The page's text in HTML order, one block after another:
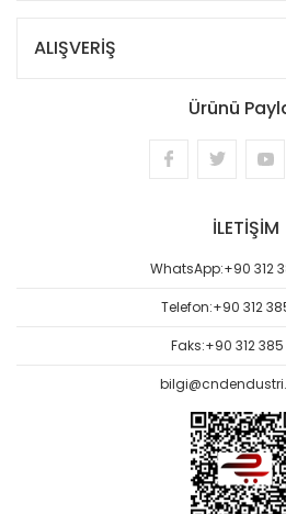
ALIŞVERİŞ
Ürünü
İLETİŞİM
WhatsApp:+90 312
Telefon:+90 312
Faks:+90 312 385